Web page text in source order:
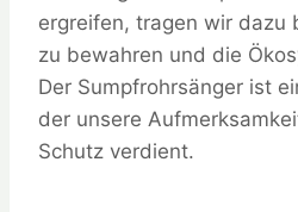
ergreifen, tragen wir dazu
zu bewahren und die
Der Sumpfrohrsänger ist
der unsere
Schutz verdient.